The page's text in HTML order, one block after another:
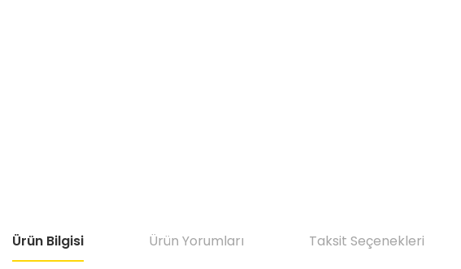
Ürün Bilgisi Ürün Yorumları Taksit Seçenekleri